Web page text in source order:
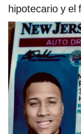
hipotecario y el